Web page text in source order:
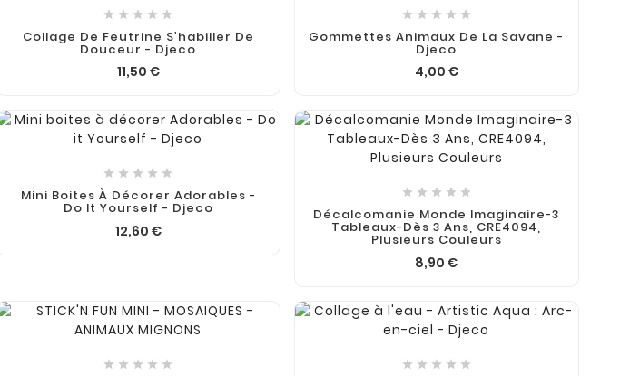
    
Collage De Feutrine S’habiller De
Douceur - Djeco
11,50 €
    
Gommettes Animaux De La Savane -
Djeco
4,00 €
    
Mini Boites À Décorer Adorables -
Do It Yourself - Djeco
12,60 €
    
Décalcomanie Monde Imaginaire-3
Tableaux-Dès 3 Ans, CRE4094,
Plusieurs Couleurs
8,90 €
         